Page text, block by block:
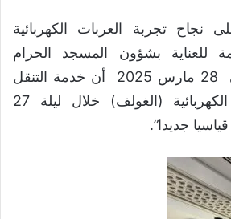
تجربة العربات الكهربائية
للعناية بشؤون المسجد الحرام
والمسجد النبوي في 28 مارس 2025 أن خدمة التنقل
باستخدام العربات الكهربائية (الغولف) خلال ليلة 27
جديدا”.